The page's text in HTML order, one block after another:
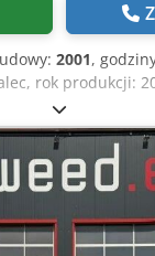
2001,
rok produkcji:
h, silnik: Deutz
kg, drukarka,
adekwatny do
Aqljk Na życzenie
lub finansowania.
Więcej